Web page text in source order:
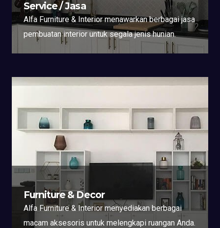
Service / Jasa
Alfa Furniture & Interior menawarkan berbagai jasa
pembuatan interior untuk segala jenis hunian.
Furniture & Decor
Alfa Furniture & Interior menyediakan berbagai
macam aksesoris untuk melengkapi ruangan Anda.